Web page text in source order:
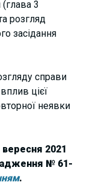
3
розгляд
засідання
справи
цієї
неявки
2021
№ 61-
.